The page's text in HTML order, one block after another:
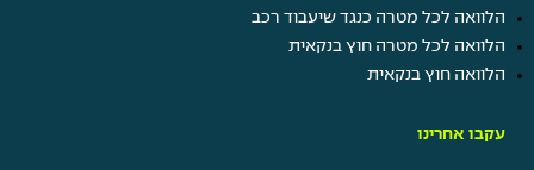
הלוואה לכל מטרה כנגד שיעבוד רכב
הלוואה לכל מטרה חוץ בנקאית
הלוואה חוץ בנקאית
עקבו אחרינו